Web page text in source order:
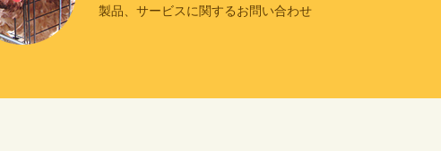
製品、サービスに関するお問い合わせ